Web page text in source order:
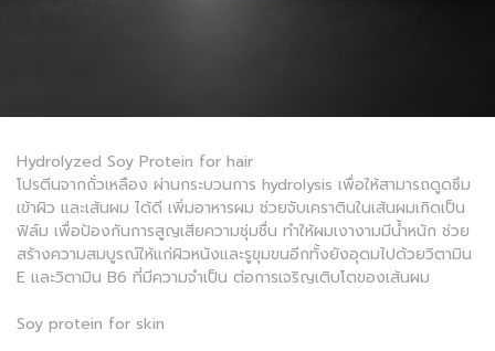
Hydrolyzed Soy Protein for hair
โปรตีนจากถั่วเหลือง ผ่านกระบวนการ hydrolysis เพื่อให้สามารถดูดซึม
เข้าผิว และเส้นผม ได้ดี เพิ่มอาหารผม ช่วยจับเคราตินในเส้นผมเกิดเป็น
ฟิล์ม เพื่อป้องกันการสูญเสียความชุ่มชื่น ทำให้ผมเงางามมีน้ำหนัก ช่วย
สร้างความสมบูรณ์ให้แก่ผิวหนังและรูขุมขนอีกทั้งยังอุดมไปด้วยวิตามิน
E และวิตามิน B6 ที่มีความจำเป็น ต่อการเจริญเติบโตของเส้นผม
Soy protein for skin